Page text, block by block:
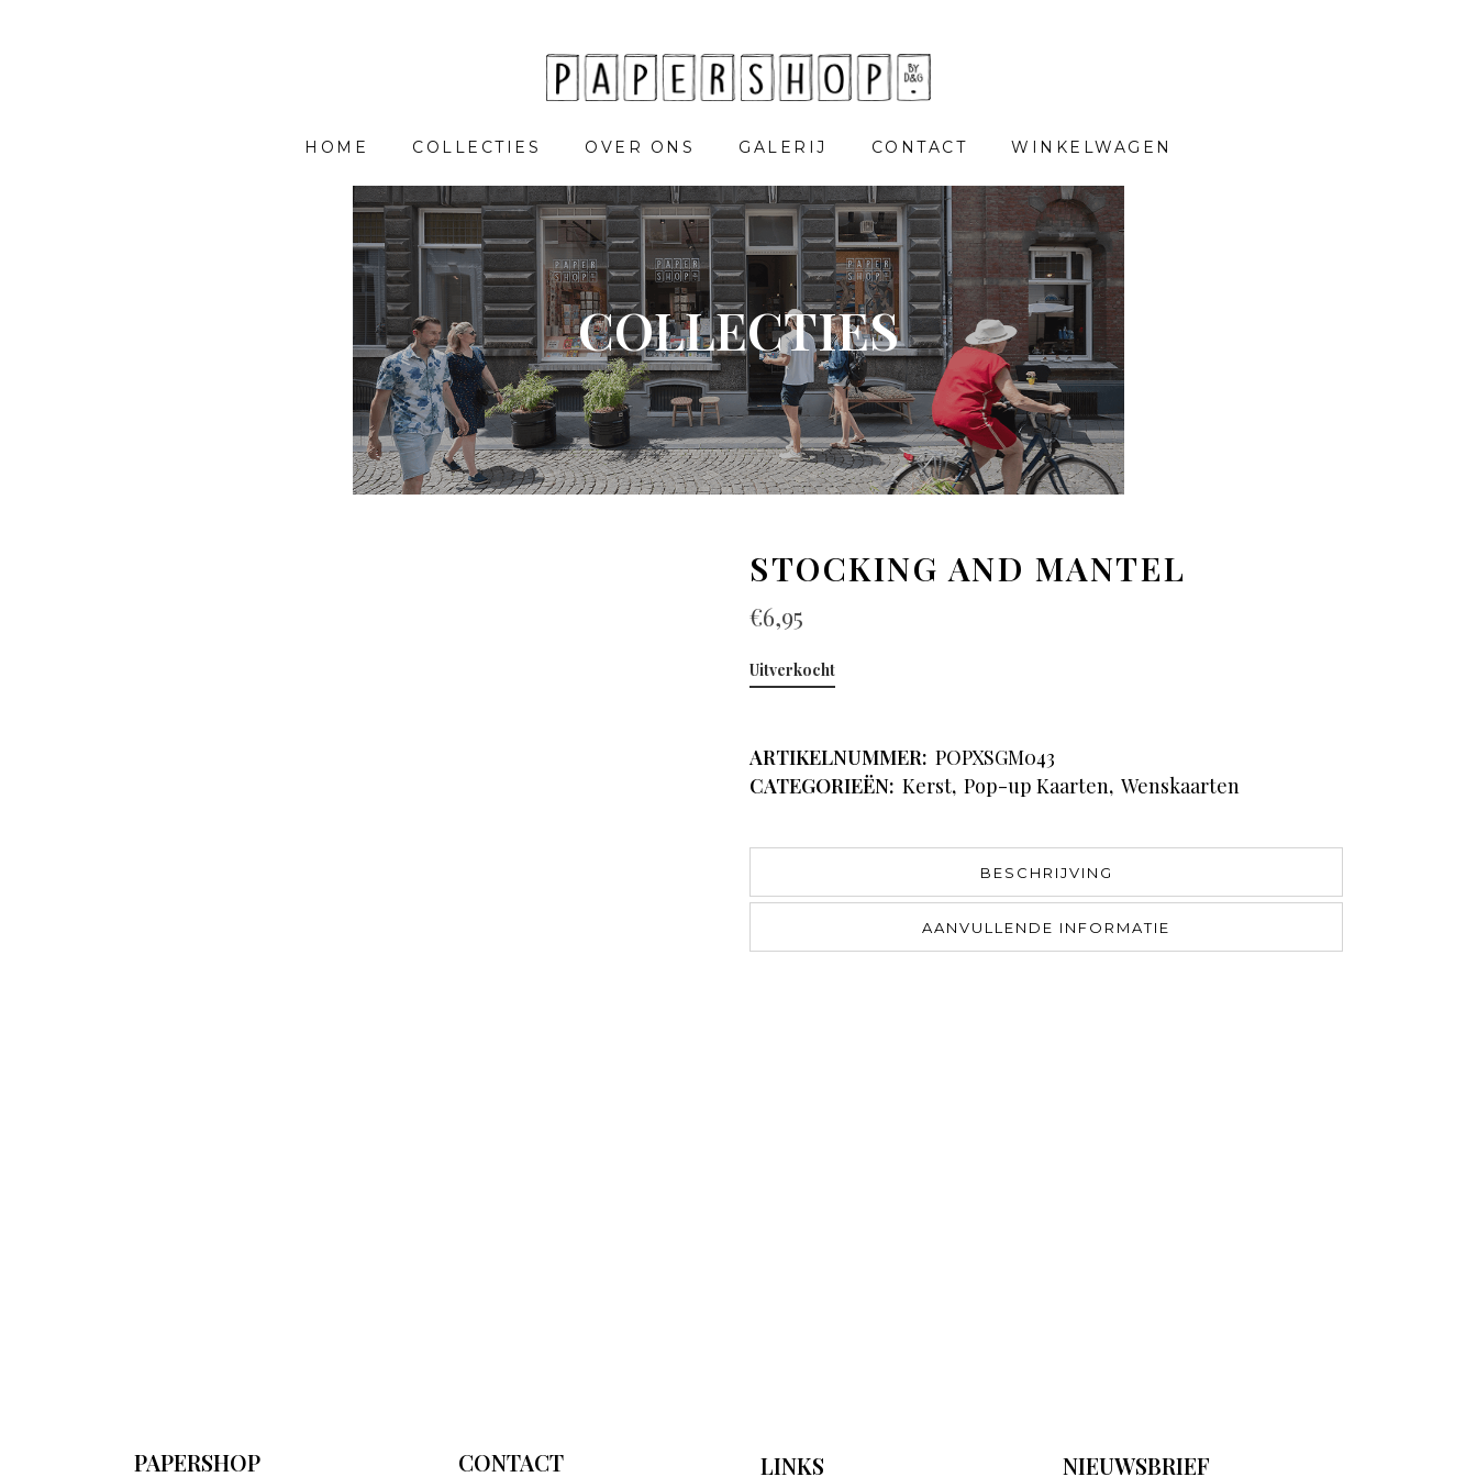
HOME COLLECTIES OVER ONS GALERIJ CONTACT WINKELWAGEN
COLLECTIES
STOCKING AND MANTEL
€6,95
Uitverkocht
ARTIKELNUMMER: POPXSGM043
CATEGORIEËN: Kerst, Pop-up Kaarten, Wenskaarten
BESCHRIJVING
AANVULLENDE INFORMATIE
PAPERSHOP CONTACT LINKS NIEUWSBRIEF